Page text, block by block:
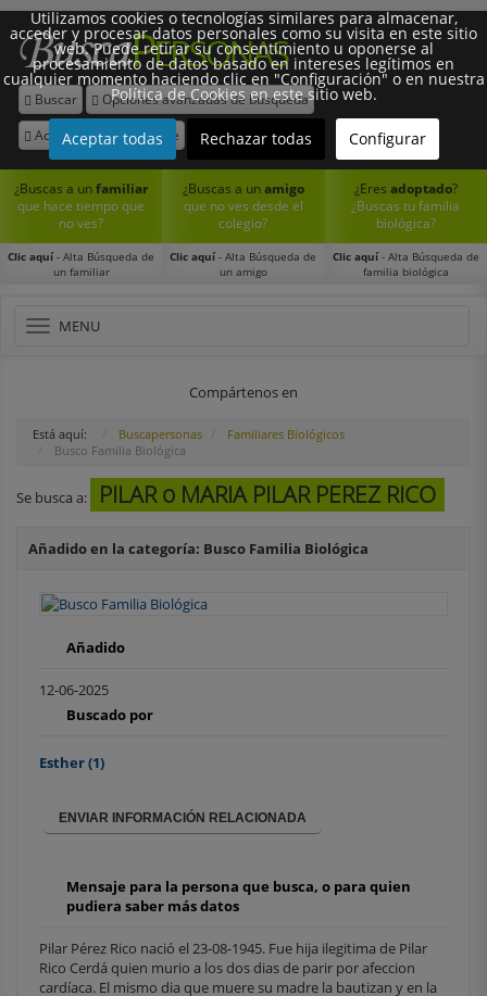
Buscar
Opciones avanzadas de búsqueda
Acceder
Registrarse
¿Buscas a unfamiliar
que hace tiempo que
no ves?
Clic aquí- Alta Búsqueda de
un familiar
¿Buscas a unamigo
que no ves desde el
colegio?
Clic aquí- Alta Búsqueda de
un amigo
¿Eres adoptado?
¿Buscas tu familia
biológica?
Clic aquí- Alta Búsqueda de
familia biológica
MENU
Compártenos en
Está aquí: Buscapersonas
Familiares Biológicos
Busco Familia Biológica
Se busca a: PILAR o MARIA PILAR PEREZ RICO
Añadido en la categoría: Busco Familia Biológica
Añadido
12-06-2025
Buscado por
Esther(1)
ENVIAR INFORMACIÓN RELACIONADA
Mensaje para la persona que busca, o para quien
pudiera saber más datos
Pilar Pérez Rico nació el 23-08-1945. Fue hija ilegitima de Pilar
Rico Cerdá quien murio a los dos dias de parir por afeccion
cardíaca. El mismo dia que muere su madre la bautizan y en la
Utilizamos cookies o tecnologías similares para almacenar,
acceder y procesar datos personales como su visita en este sitio
web. Puede retirar su consentimiento u oponerse al
procesamiento de datos basado en intereses legítimos en
cualquier momento haciendo clic en "Configuración" o en nuestra
Política de Cookies en este sitio web.
Aceptar todas Rechazar todas Configurar